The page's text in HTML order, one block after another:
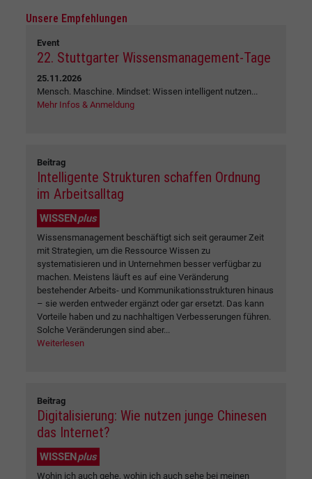
Unsere Empfehlungen
Event
22. Stuttgarter Wissensmanagement-Tage
25.11.2026
Mensch. Maschine. Mindset: Wissen intelligent nutzen...
Mehr Infos & Anmeldung
Beitrag
Intelligente Strukturen schaffen Ordnung
im Arbeitsalltag
WISSENplus
Wissensmanagement beschäftigt sich seit geraumer Zeit
mit Strategien, um die Ressource Wissen zu
systematisieren und in Unternehmen besser verfügbar zu
machen. Meistens läuft es auf eine Veränderung
bestehender Arbeits- und Kommunikationsstrukturen hinaus
– sie werden entweder ergänzt oder gar ersetzt. Das kann
Vorteile haben und zu nachhaltigen Verbesserungen führen.
Solche Veränderungen sind aber...
Weiterlesen
Beitrag
Digitalisierung: Wie nutzen junge Chinesen
das Internet?
WISSENplus
Wohin ich auch gehe, wohin ich auch sehe bei meinen